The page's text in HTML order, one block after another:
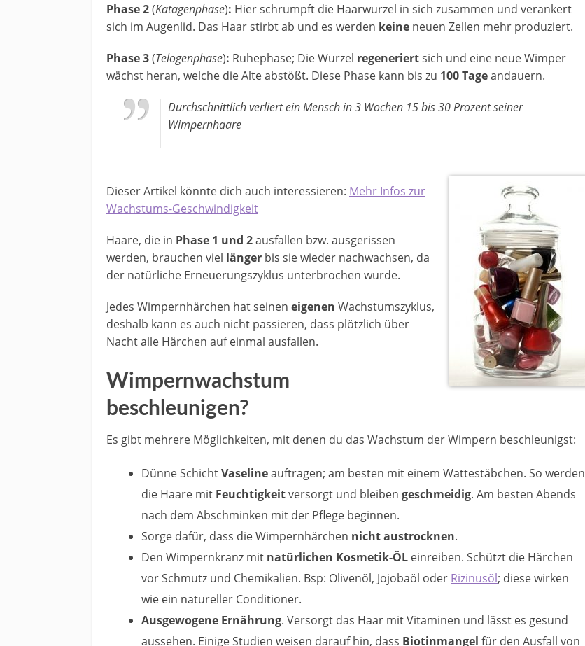
Phase 2(Katagenphase): Hier schrumpft die Haarwurzel in sich zusammen und verankert
sich im Augenlid. Das Haar stirbt ab und es werden keine neuen Zellen mehr produziert.
Phase 3(Telogenphase): Ruhephase; Die Wurzel regeneriertsich und eine neue Wimper
wächst heran, welche die Alte abstößt. Diese Phase kann bis zu 100 Tageandauern.
Durchschnittlich verliert ein Mensch in 3 Wochen 15 bis 30 Prozent seiner
Wimpernhaare
Dieser Artikel könnte dich auch interessieren: Mehr Infos zur
Wachstums-Geschwindigkeit
Haare, die in Phase 1 und 2ausfallen bzw. ausgerissen
werden, brauchen viel länger bis sie wieder nachwachsen, da
der natürliche Erneuerungszyklus unterbrochen wurde.
Jedes Wimpernhärchen hat seinen eigenen Wachstumszyklus,
deshalb kann es auch nicht passieren, dass plötzlich über
Nacht alle Härchen auf einmal ausfallen.
Wimpernwachstum
beschleunigen?
Es gibt mehrere Möglichkeiten, mit denen du das Wachstum der Wimpern beschleunigst:
Dünne SchichtVaselineauftragen; am besten mit einem Wattestäbchen. So werden
die Haare mit Feuchtigkeitversorgt und bleibengeschmeidig. Am besten Abends
nach dem Abschminken mit der Pflege beginnen.
Sorge dafür, dass die Wimpernhärchen nicht austrocknen.
Den Wimpernkranz mit natürlichen Kosmetik-ÖL einreiben. Schützt die Härchen
vor Schmutz und Chemikalien. Bsp: Olivenöl, Jojobaöl oder Rizinusöl; diese wirken
wie ein natureller Conditioner.
Ausgewogene Ernährung. Versorgt das Haar mit Vitaminen und lässt es gesund
aussehen. Einige Studien weisen darauf hin, dass Biotinmangel für den Ausfall von